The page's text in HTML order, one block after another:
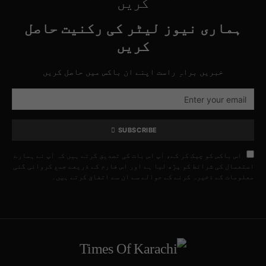
ہماری نیوز لیٹر کی رکنیت حاصل
کریں
خبریں براہِ راست اپنے ان باکس میں حاصل کریں
SUBSCRIBE
اس باکس کو چیک کر کے، آپ اس بات کی تصدیق کرتے ہیں کہ آپ نے ہمارے
استعمال کی شرائط کو پڑھ لیا ہے اور اس فارم کے ذریعے جمع کروائی گئی
معلومات کے ذخیرہ کرنے کے حوالے سے ان سے اتفاق کرتے ہیں۔